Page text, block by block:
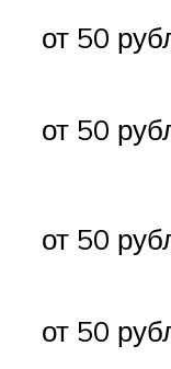
от 50
от 50
от 50
от 50